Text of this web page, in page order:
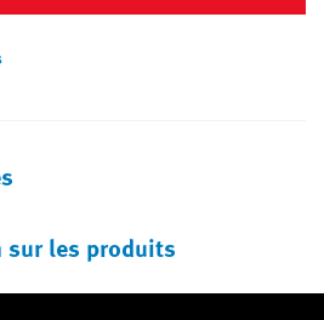
sur les produits